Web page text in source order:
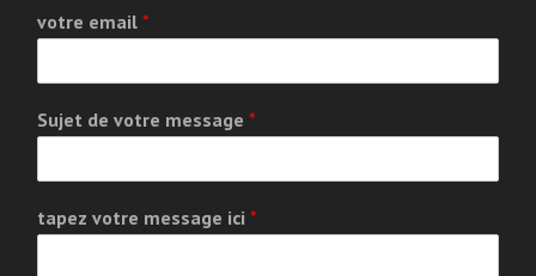
votre email *
Sujet de votre message *
tapez votre message ici *